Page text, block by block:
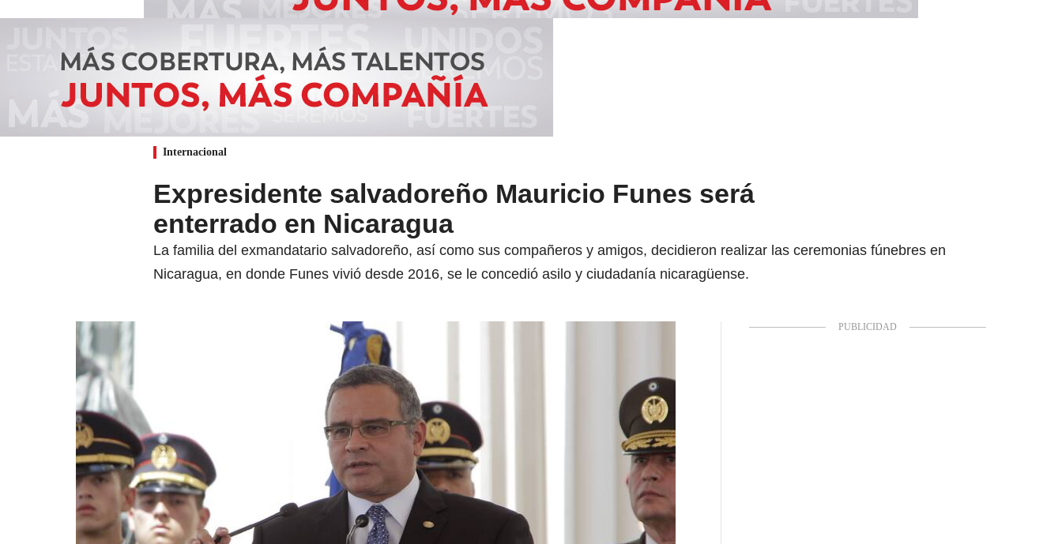
Internacional
Expresidente salvadoreño Mauricio Funes será
enterrado en Nicaragua
La familia del exmandatario salvadoreño, así como sus compañeros y amigos, decidieron realizar las ceremonias fúnebres en
Nicaragua, en donde Funes vivió desde 2016, se le concedió asilo y ciudadanía nicaragüense.